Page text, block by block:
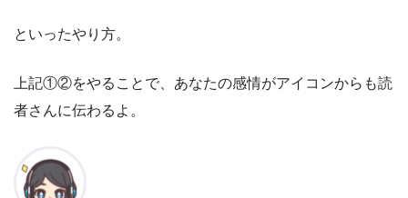
といったやり方。
上記①②をやることで、あなたの感情がアイコンからも読
者さんに伝わるよ。